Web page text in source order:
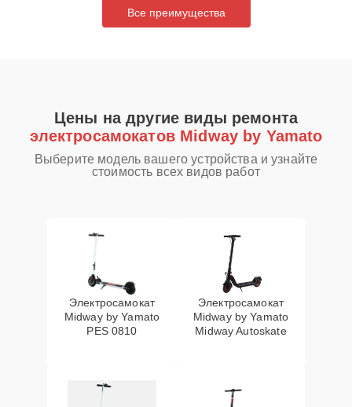
Все преимущества
Цены на другие виды ремонта
электросамокатов Midway by Yamato
Выберите модель вашего устройства и узнайте
стоимость всех видов работ
Электросамокат
Midway by Yamato
PES 0810
Электросамокат
Midway by Yamato
Midway Autoskate